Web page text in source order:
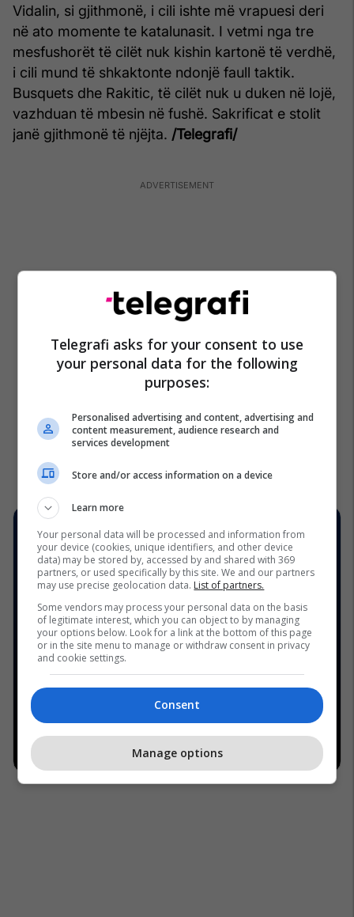
Vidalin, si gjithmonë, i cili ishte më vrapuesi deri
në ato momente te katalunasit. I vetmi nga tre
mesfushorët të cilët nuk kishin kartonë të verdhë,
i cili mund të shkaktonte ndonjë faull taktik.
Busquets dhe Rakitic, të cilët nuk u duken në lojë,
vazhduan të mbesin në fushë. Sakrificat e stolit
janë gjithmonë të njëjta. /Telegrafi/
Telegrafi asks for your consent to use
your personal data for the following
purposes:
Personalised advertising and content, advertising and
content measurement, audience research and
services development
Store and/or access information on a device
Learn more
Your personal data will be processed and information from
your device (cookies, unique identifiers, and other device
data) may be stored by, accessed by and shared with 369
partners, or used specifically by this site. We and our partners
may use precise geolocation data. List of partners.
Some vendors may process your personal data on the basis
of legitimate interest, which you can object to by managing
your options below. Look for a link at the bottom of this page
or in the site menu to manage or withdraw consent in privacy
and cookie settings.
Consent
Manage options